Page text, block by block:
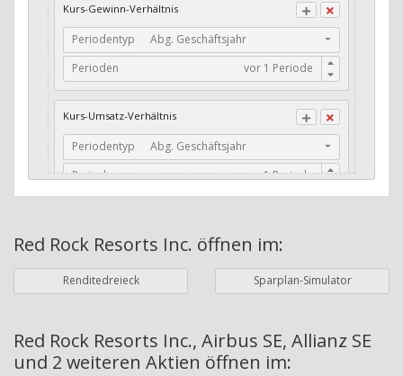
Current Ratio
Long-Term Debt to Working Capital
Dividenden-Check
Stabiles Dividenden-Wachstum
Stabiles Dividenden-Wachstum (TTM)
Stabiles Absolutes Dividenden-Wachstum
Dividendenrendite (angekündigt)
Adj. Dividendenrendite (Market Cap)
Kurs-Gewinn-Verhältnis
Periodentyp
Abg. Geschäftsjahr
Perioden
Kurs-Umsatz-Verhältnis
Periodentyp
Abg. Geschäftsjahr
Perioden
Währung Bilanzierungswährung
Periodentyp
Jahre
Perioden
Red Rock Resorts Inc. öffnen im:
Renditedreieck Sparplan-Simulator
Red Rock Resorts Inc., Airbus SE, Allianz SE
und 2 weiteren Aktien öffnen im: